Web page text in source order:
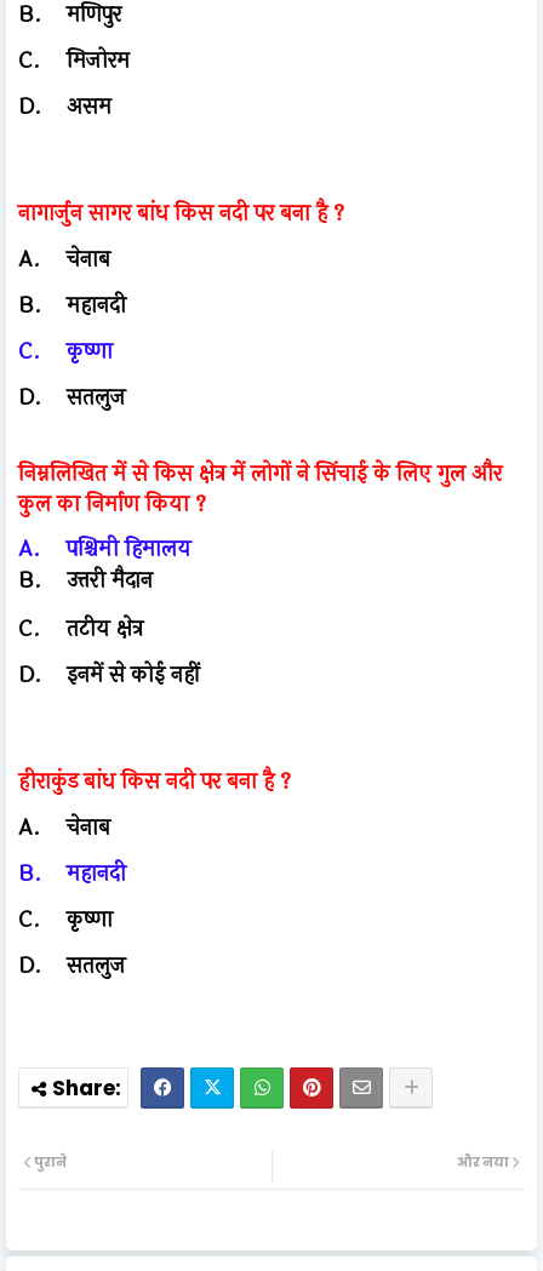
B.
मणिपुर
C.
मिजोरम
D.
असम
नागार्जुन सागर बांध किस नदी पर बना है ?
A.
चेनाब
B.
महानदी
C.
कृष्णा
D.
सतलुज
निम्नलिखित में से किस क्षेत्र में लोगों ने सिंचाई के लिए गुल और
कुल का निर्माण किया ?
A.
पश्चिमी हिमालय
B.
उत्तरी मैदान
C.
तटीय क्षेत्र
D.
इनमें से कोई नहीं
हीराकुंड बांध किस नदी पर बना है ?
A.
चेनाब
B.
महानदी
C.
कृष्णा
D.
सतलुज
और नया
पुराने